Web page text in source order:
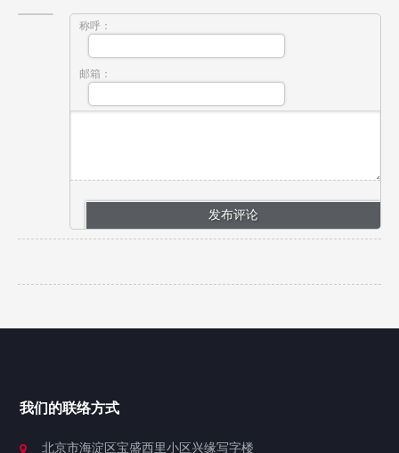
称呼：
邮箱：
我们的联络方式
北京市海淀区宝盛西里小区兴缘写字楼